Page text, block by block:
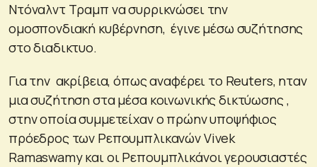
Ντόναλντ Τραμπ να συρρικνώσει την
ομοσπονδιακή κυβέρνηση, έγινε μέσω συζήτησης
στο διαδικτυο.
Για την ακρίβεια, όπως αναφέρει το Reuters, ηταν
μια συζήτηση στα μέσα κοινωνικής δικτύωσης ,
στην οποία συμμετείχαν ο πρώην υποψήφιος
πρόεδρος των Ρεπουμπλικανών Vivek
Ramaswamy και οι Ρεπουμπλικάνοι γερουσιαστές